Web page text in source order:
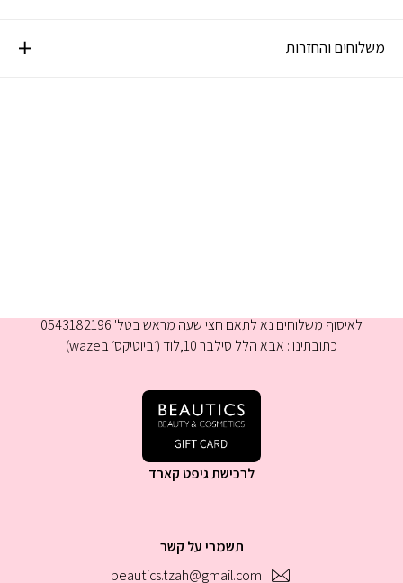
משלוחים והחזרות
תשמרי על קשר
beautics.tzah@gmail.com
לאיסוף משלוחים נא לתאם חצי שעה מראש בטל' 0543182196
כתובתינו : אבא הלל סילבר 10,לוד (׳ביוטיקס׳ בwaze)
לרכישת גיפט קארד